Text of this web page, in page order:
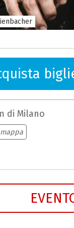
di Milano